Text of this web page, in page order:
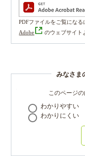
PDFファイルをご覧になる
Adobe
のウェブサイト
みなさま
このページ
わかりやすい
わかりにくい